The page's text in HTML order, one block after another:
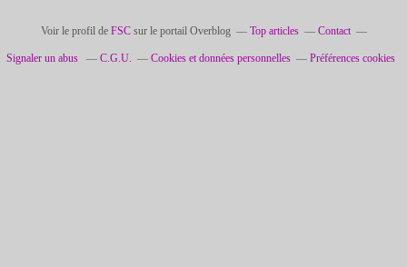
Voir le profil de FSCsur le portail Overblog Top articles Contact
Signaler un abus C.G.U. Cookies et données personnelles Préférences cookies